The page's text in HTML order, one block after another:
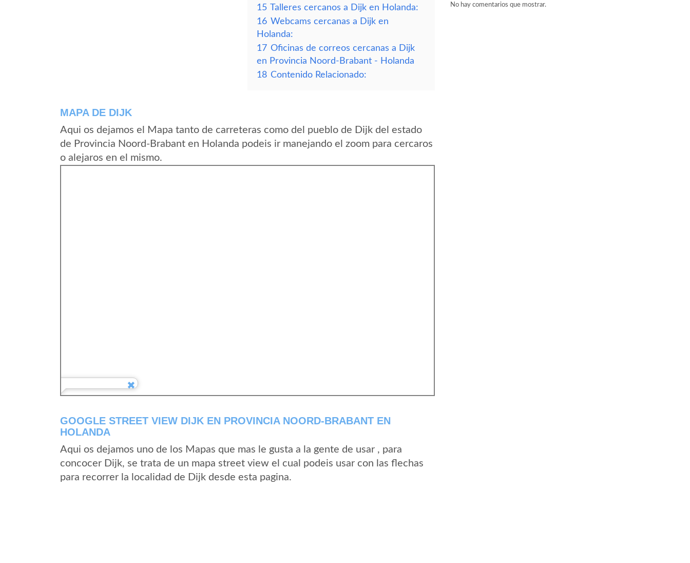
15 Talleres cercanos a Dijk en Holanda:
16 Webcams cercanas a Dijk en
Holanda:
17 Oficinas de correos cercanas a Dijk
en Provincia Noord-Brabant - Holanda
18 Contenido Relacionado:
MAPA DE DIJK
Aqui os dejamos el Mapa tanto de carreteras como del pueblo de Dijk del estado
de Provincia Noord-Brabant en Holanda podeis ir manejando el zoom para cercaros
o alejaros en el mismo.
GOOGLE STREET VIEW DIJK EN PROVINCIA NOORD-BRABANT EN
HOLANDA
Aqui os dejamos uno de los Mapas que mas le gusta a la gente de usar , para
concocer Dijk, se trata de un mapa street view el cual podeis usar con las flechas
para recorrer la localidad de Dijk desde esta pagina.
No hay comentarios que mostrar.